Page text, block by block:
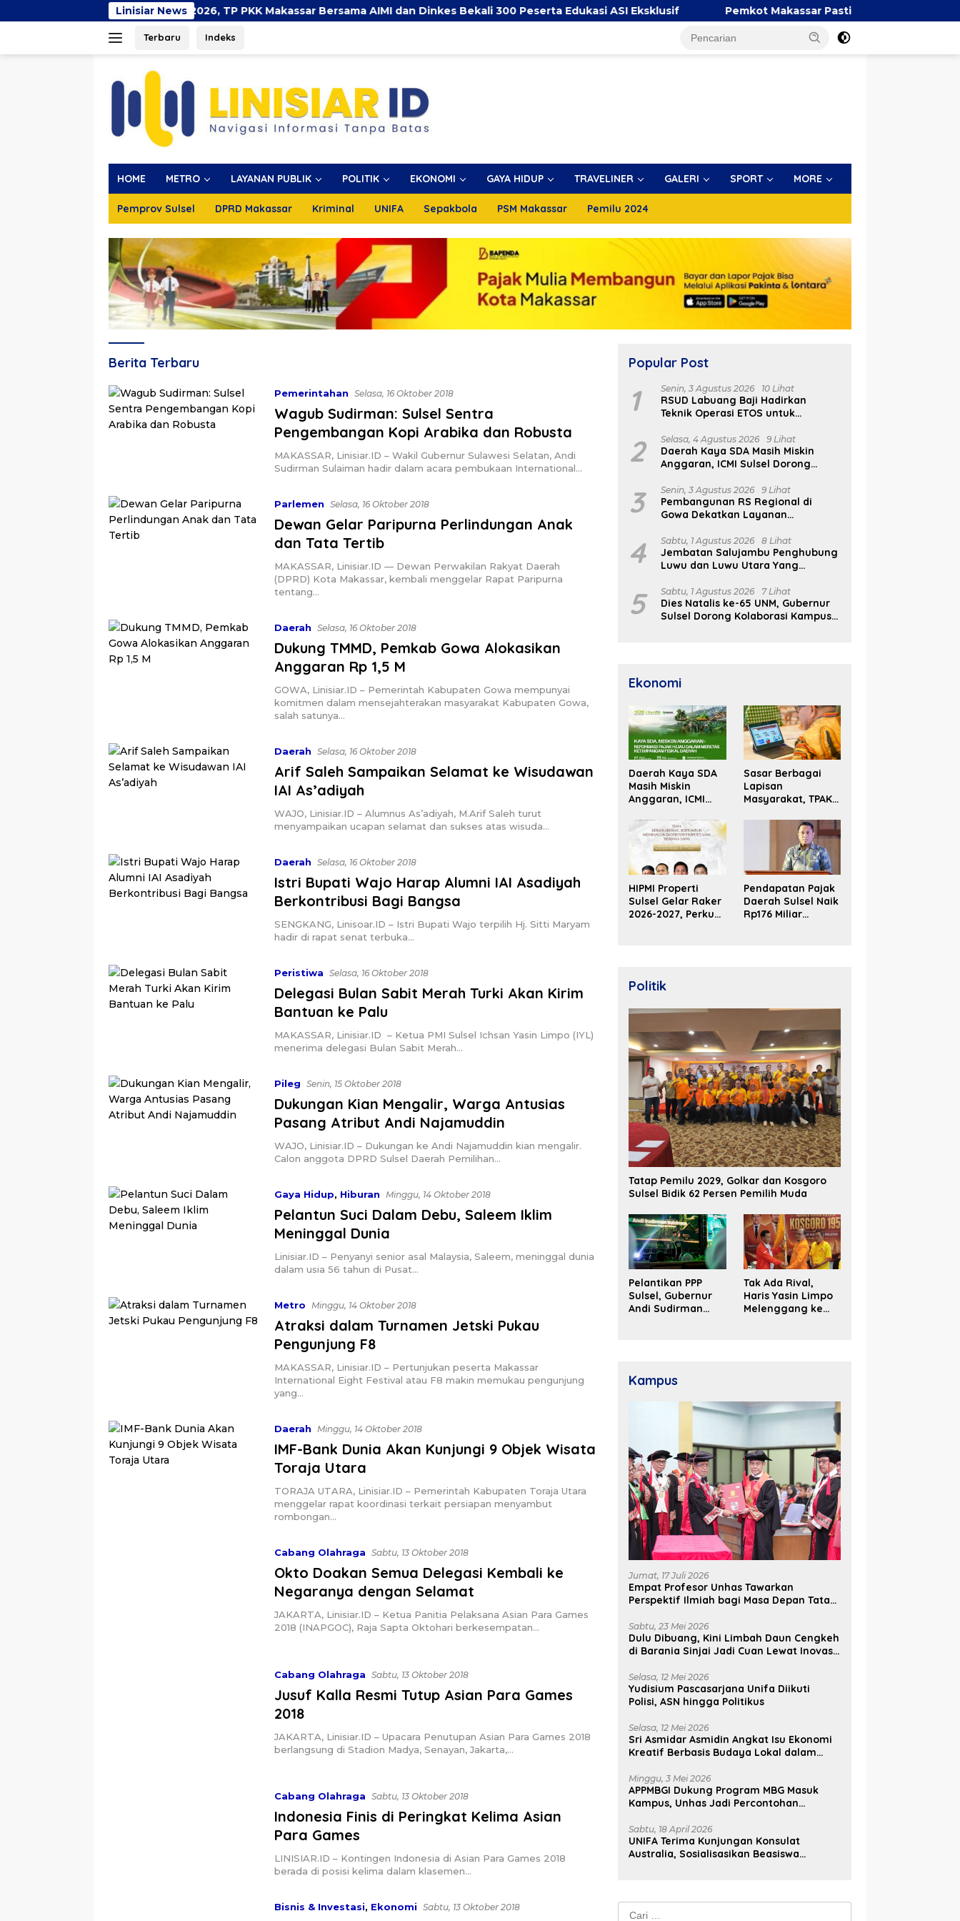
ke
Linisiar News
Menyusui Dunia 2026, TP PKK Makassar Bersama AIMI dan Dinkes Bekali 300 Peserta Edukasi ASI Eksklusif Pemkot Makassar Pastikan PSEL Tetap Berjalan,
Terbaru Indeks
HOME METRO LAYANAN PUBLIK POLITIK EKONOMI GAYA HIDUP TRAVELINER GALERI SPORT MORE
Pemprov Sulsel DPRD Makassar Kriminal UNIFA Sepakbola PSM Makassar Pemilu 2024
Linisiar.id
Berita Terbaru
Pemerintahan Selasa, 16 Oktober 2018
Wagub Sudirman: Sulsel Sentra
Pengembangan Kopi Arabika dan Robusta
MAKASSAR, Linisiar.ID – Wakil Gubernur Sulawesi Selatan, Andi
Sudirman Sulaiman hadir dalam acara pembukaan International…
Parlemen Selasa, 16 Oktober 2018
Dewan Gelar Paripurna Perlindungan Anak
dan Tata Tertib
MAKASSAR, Linisiar.ID — Dewan Perwakilan Rakyat Daerah
(DPRD) Kota Makassar, kembali menggelar Rapat Paripurna
tentang…
Daerah Selasa, 16 Oktober 2018
Dukung TMMD, Pemkab Gowa Alokasikan
Anggaran Rp 1,5 M
GOWA, Linisiar.ID – Pemerintah Kabupaten Gowa mempunyai
komitmen dalam mensejahterakan masyarakat Kabupaten Gowa,
salah satunya…
Daerah Selasa, 16 Oktober 2018
Arif Saleh Sampaikan Selamat ke Wisudawan
IAI As’adiyah
WAJO, Linisiar.ID – Alumnus As’adiyah, M.Arif Saleh turut
menyampaikan ucapan selamat dan sukses atas wisuda…
Daerah Selasa, 16 Oktober 2018
Istri Bupati Wajo Harap Alumni IAI Asadiyah
Berkontribusi Bagi Bangsa
SENGKANG, Linisoar.ID – Istri Bupati Wajo terpilih Hj. Sitti Maryam
hadir di rapat senat terbuka…
Peristiwa Selasa, 16 Oktober 2018
Delegasi Bulan Sabit Merah Turki Akan Kirim
Bantuan ke Palu
MAKASSAR, Linisiar.ID – Ketua PMI Sulsel Ichsan Yasin Limpo (IYL)
menerima delegasi Bulan Sabit Merah…
Pileg Senin, 15 Oktober 2018
Dukungan Kian Mengalir, Warga Antusias
Pasang Atribut Andi Najamuddin
WAJO, Linisiar.ID – Dukungan ke Andi Najamuddin kian mengalir.
Calon anggota DPRD Sulsel Daerah Pemilihan…
Gaya Hidup, Hiburan Minggu, 14 Oktober 2018
Pelantun Suci Dalam Debu, Saleem Iklim
Meninggal Dunia
Linisiar.ID – Penyanyi senior asal Malaysia, Saleem, meninggal dunia
dalam usia 56 tahun di Pusat…
Metro Minggu, 14 Oktober 2018
Atraksi dalam Turnamen Jetski Pukau
Pengunjung F8
MAKASSAR, Linisiar.ID – Pertunjukan peserta Makassar
International Eight Festival atau F8 makin memukau pengunjung
yang…
Daerah Minggu, 14 Oktober 2018
IMF-Bank Dunia Akan Kunjungi 9 Objek Wisata
Toraja Utara
TORAJA UTARA, Linisiar.ID – Pemerintah Kabupaten Toraja Utara
menggelar rapat koordinasi terkait persiapan menyambut
rombongan…
Cabang Olahraga Sabtu, 13 Oktober 2018
Okto Doakan Semua Delegasi Kembali ke
Negaranya dengan Selamat
JAKARTA, Linisiar.ID – Ketua Panitia Pelaksana Asian Para Games
2018 (INAPGOC), Raja Sapta Oktohari berkesempatan…
Jusuf Kalla Resmi Tutup Asian Para Games
2018
berlangsung di Stadion Madya, Senayan, Jakarta,…
Indonesia Finis di Peringkat Kelima Asian
Para Games
LINISIAR.ID – Kontingen Indonesia di Asian Para Games 2018
Jokowi Pastikan BBM Tidak Naik dalam
Popular Post
1 Senin, 3 Agustus 2026 10 Lihat
RSUD Labuang Baji Hadirkan
Teknik Operasi ETOS untuk
Indikasi Medis
2 Selasa, 4 Agustus 2026 9 Lihat
Daerah Kaya SDA Masih Miskin
Anggaran, ICMI Sulsel Dorong
3 Senin, 3 Agustus 2026 9 Lihat
Pembangunan RS Regional di
Gowa Dekatkan Layanan
4 Sabtu, 1 Agustus 2026 8 Lihat
Jembatan Salujambu Penghubung
Luwu dan Luwu Utara Yang
Difungsikan
5 Sabtu, 1 Agustus 2026 7 Lihat
Dies Natalis ke-65 UNM, Gubernur
Sulsel Dorong Kolaborasi Kampus
Ekonomi
Daerah Kaya SDA
Masih Miskin
Anggaran, ICMI
Reformasi Fiskal
Sasar Berbagai
Lapisan
Masyarakat, TPAKD
Inklusi Keuangan
HIPMI Properti
Sulsel Gelar Raker
2026-2027, Perkuat
Pendapatan Pajak
Daerah Sulsel Naik
Rp176 Miliar
Politik
Tatap Pemilu 2029, Golkar dan Kosgoro
Sulsel Bidik 62 Persen Pemilih Muda
Pelantikan PPP
Sulsel, Gubernur
Andi Sudirman
Tak Ada Rival,
Haris Yasin Limpo
Melenggang ke
Kampus
Jumat, 17 Juli 2026
Empat Profesor Unhas Tawarkan
Perspektif Ilmiah bagi Masa Depan Tata
Budaya
Sabtu, 23 Mei 2026
Dulu Dibuang, Kini Limbah Daun Cengkeh
di Barania Sinjai Jadi Cuan Lewat Inovasi
Selasa, 12 Mei 2026
Yudisium Pascasarjana Unifa Diikuti
Polisi, ASN hingga Politikus
Selasa, 12 Mei 2026
Sri Asmidar Asmidin Angkat Isu Ekonomi
Kreatif Berbasis Budaya Lokal dalam
Minggu, 3 Mei 2026
APPMBGI Dukung Program MBG Masuk
Kampus, Unhas Jadi Percontohan
Sabtu, 18 April 2026
UNIFA Terima Kunjungan Konsulat
Australia, Sosialisasikan Beasiswa
Cari